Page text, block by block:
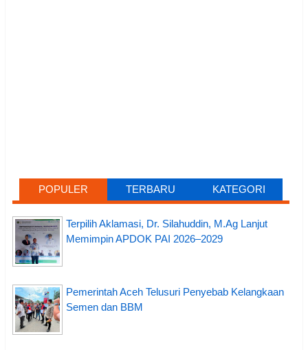
POPULER TERBARU KATEGORI
Terpilih Aklamasi, Dr. Silahuddin, M.Ag Lanjut
Memimpin APDOK PAI 2026–2029
Pemerintah Aceh Telusuri Penyebab Kelangkaan
Semen dan BBM